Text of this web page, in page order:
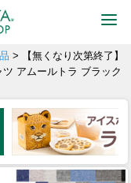
> 【無くなり次第終了】
ツ アムールトラ ブラック